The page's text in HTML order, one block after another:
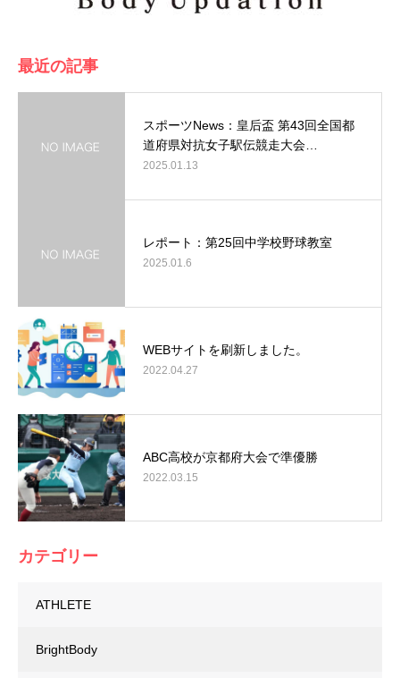
最近の記事
スポーツNews：皇后盃 第43回全国都
道府県対抗女子駅伝競走大会…
2025.01.13
レポート：第25回中学校野球教室
2025.01.6
WEBサイトを刷新しました。
2022.04.27
ABC高校が京都府大会で準優勝
2022.03.15
カテゴリー
ATHLETE
BrightBody